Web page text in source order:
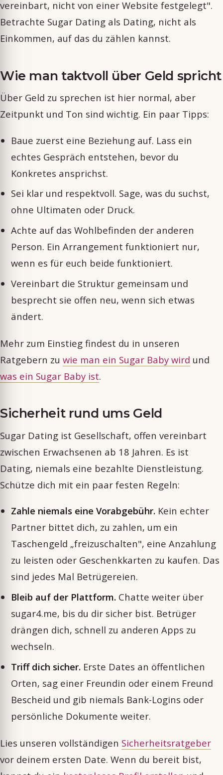
vereinbart, nicht von einer Website festgelegt".
Betrachte Sugar Dating als Dating, nicht als
Einkommen, auf das du zählen kannst.
Wie man taktvoll über Geld spricht
Über Geld zu sprechen ist hier normal, aber
Zeitpunkt und Ton sind wichtig. Ein paar Tipps:
Baue zuerst eine Beziehung auf. Lass ein
echtes Gespräch entstehen, bevor du
Konkretes ansprichst.
Sei klar und respektvoll. Sage, was du suchst,
ohne Ultimaten oder Druck.
Achte auf das Wohlbefinden der anderen
Person. Ein Arrangement funktioniert nur,
wenn es für euch beide funktioniert.
Vereinbart die Struktur gemeinsam und
besprecht sie offen neu, wenn sich etwas
ändert.
Mehr zum Einstieg findest du in unseren
Ratgebern zu wie man ein Sugar Baby wird und
was ein Sugar Baby ist.
Sicherheit rund ums Geld
Sugar Dating ist Gesellschaft, offen vereinbart
zwischen Erwachsenen ab 18 Jahren. Es ist
Dating, niemals eine bezahlte Dienstleistung.
Schütze dich mit ein paar festen Regeln:
Zahle niemals eine Vorabgebühr. Kein echter
Partner bittet dich, zu zahlen, um ein
Taschengeld „freizuschalten", eine Anzahlung
zu leisten oder Geschenkkarten zu kaufen. Das
sind jedes Mal Betrügereien.
Bleib auf der Plattform. Chatte weiter über
sugar4.me, bis du dir sicher bist. Betrüger
drängen dich, schnell zu anderen Apps zu
wechseln.
Triff dich sicher. Erste Dates an öffentlichen
Orten, sag einer Freundin oder einem Freund
Bescheid und gib niemals Bank-Logins oder
persönliche Dokumente weiter.
Lies unseren vollständigen Sicherheitsratgeber
vor deinem ersten Date. Wenn du bereit bist,